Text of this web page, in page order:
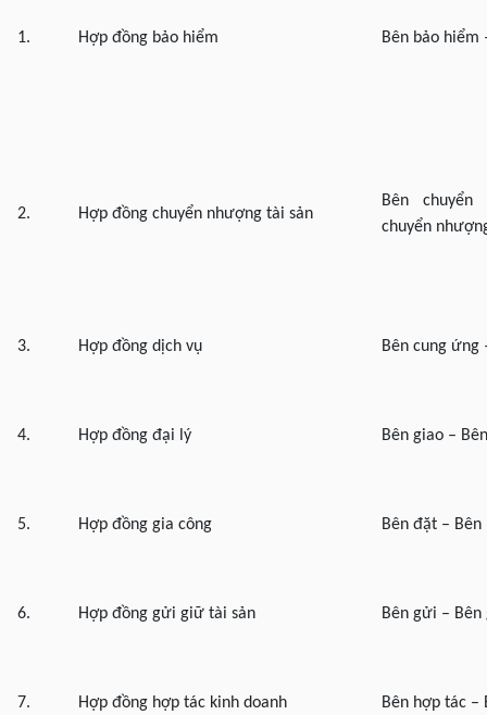
1. Hợp đồng bảo hiểm Bên bảo hiểm
2. Hợp đồng chuyển nhượng tài sản
Bên
chuyển
3. Hợp đồng dịch vụ Bên cung ứng
4. Hợp đồng đại lý Bên giao –
5. Hợp đồng gia công Bên đặt –
6. Hợp đồng gửi giữ tài sản Bên gửi –
7. Hợp đồng hợp tác kinh doanh Bên hợp tác –